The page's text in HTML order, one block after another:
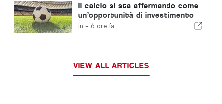
Il calcio si sta affermando come
un’opportunità di investimento
in crescita in tutta Europa
in - 6 ore fa
VIEW ALL ARTICLES